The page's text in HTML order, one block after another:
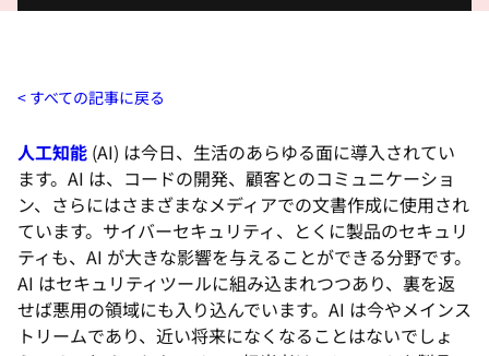
すべての記事に戻る
人工知能 (AI) は今日、生活のあらゆる面に導入されてい
ます。AI は、コードの開発、顧客とのコミュニケーショ
ン、さらにはさまざまなメディアでの文書作成に使用され
ています。サイバーセキュリティ、とくに製品のセキュリ
ティも、AI が大きな影響を与えることができる分野です。
AI はセキュリティツールに組み込まれつつあり、裏を返
せば悪用の領域にも入り込んでいます。AI は今やメインス
トリームであり、近い将来になくなることはないでしょ